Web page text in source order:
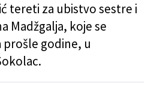
tereti za ubistvo sestre i
Madžgalja, koje se
godine, u